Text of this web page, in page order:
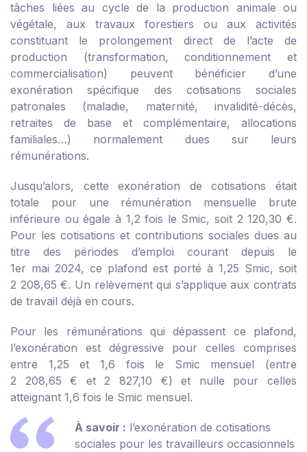
tâches liées au cycle de la production animale ou
végétale, aux travaux forestiers ou aux activités
constituant le prolongement direct de l’acte de
production (transformation, conditionnement et
commercialisation) peuvent bénéficier d’une
exonération spécifique des cotisations sociales
patronales (maladie, maternité, invalidité-décès,
retraites de base et complémentaire, allocations
familiales…) normalement dues sur leurs
rémunérations.
Jusqu’alors, cette exonération de cotisations était
totale pour une rémunération mensuelle brute
inférieure ou égale à 1,2 fois le Smic, soit 2 120,30 €.
Pour les cotisations et contributions sociales dues au
titre des périodes d’emploi courant depuis le
1er mai 2024, ce plafond est porté à 1,25 Smic, soit
2 208,65 €. Un relèvement qui s’applique aux contrats
de travail déjà en cours.
Pour les rémunérations qui dépassent ce plafond,
l’exonération est dégressive pour celles comprises
entre 1,25 et 1,6 fois le Smic mensuel (entre
2 208,65 € et 2 827,10 €) et nulle pour celles
atteignant 1,6 fois le Smic mensuel.
À savoir : l’exonération de cotisations
sociales pour les travailleurs occasionnels